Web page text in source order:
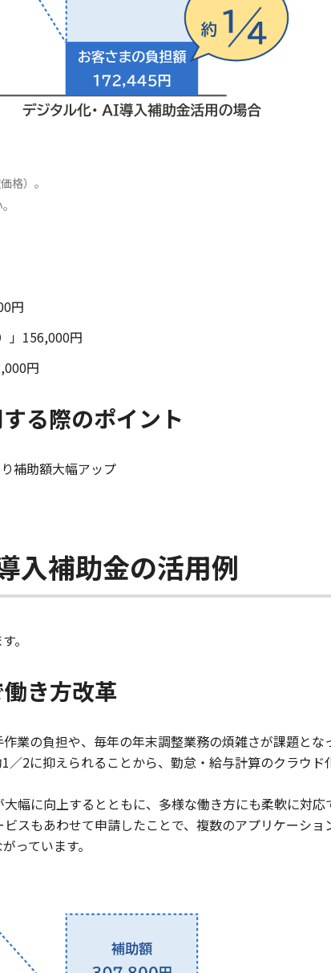
格）。
円
」156,000円
円
る際のポイント
補助額大幅アップ
入補助金の活用例
。
き方改革
業の負担や、毎年の年末調整業務の煩雑さが課題とな
2に抑えられることから、勤怠・給与計算のクラウ
幅に向上するとともに、多様な働き方にも柔軟に対応
スもあわせて申請したことで、複数のアプリケーシ
っています。